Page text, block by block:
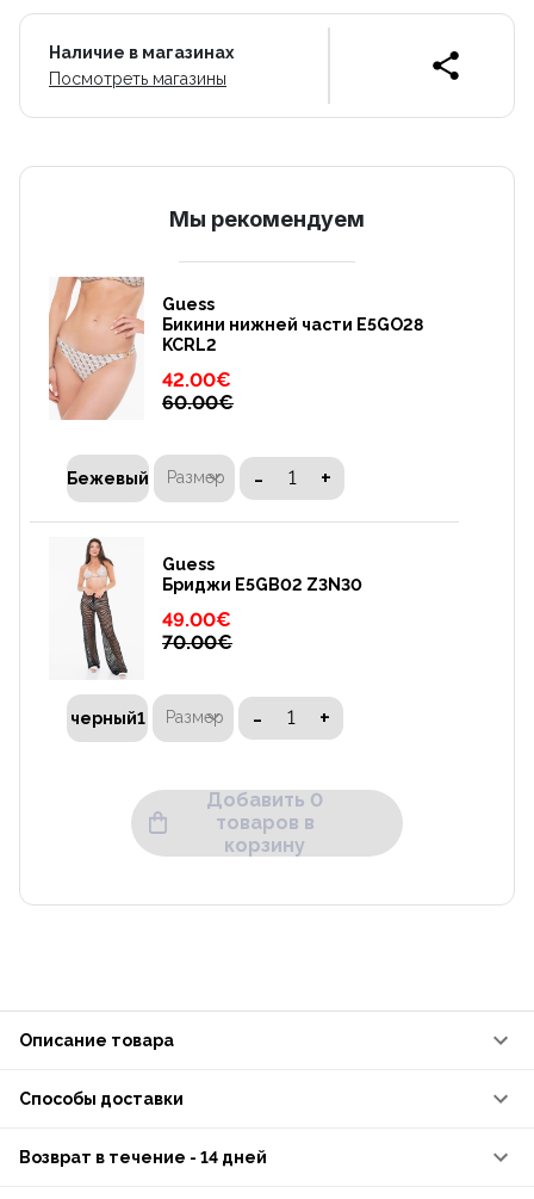
Наличие в магазинах
Посмотреть магазины
Mы рекомендуем
Guess
Бикини нижней части E5GO28
KCRL2
42.00€
60.00€
Бежевый Размер - +
Guess
Бриджи E5GB02 Z3N30
49.00€
70.00€
черный1 Размер - +
Добавить 0
товаров в
корзину
Описание товара
Способы доставки
Возврат в течение - 14 дней